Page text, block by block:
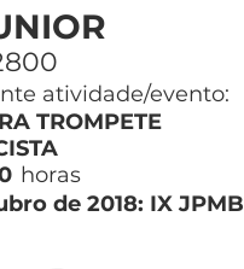
atividade/evento:
TROMPETE
horas
de 2018: IX JPMB